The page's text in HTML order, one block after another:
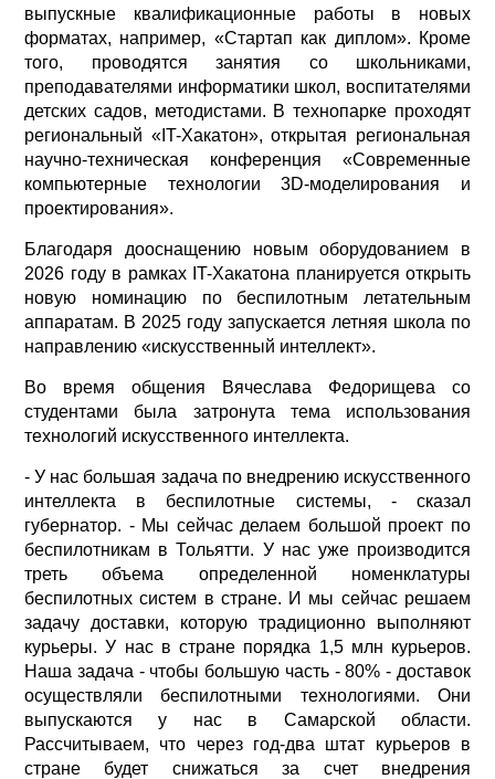
выпускные квалификационные работы в новых
форматах, например, «Стартап как диплом». Кроме
того, проводятся занятия со школьниками,
преподавателями информатики школ, воспитателями
детских садов, методистами. В технопарке проходят
региональный «IT-Хакатон», открытая региональная
научно-техническая конференция «Современные
компьютерные технологии 3D-моделирования и
проектирования».
Благодаря дооснащению новым оборудованием в
2026 году в рамках IT-Хакатона планируется открыть
новую номинацию по беспилотным летательным
аппаратам. В 2025 году запускается летняя школа по
направлению «искусственный интеллект».
Во время общения Вячеслава Федорищева со
студентами была затронута тема использования
технологий искусственного интеллекта.
- У нас большая задача по внедрению искусственного
интеллекта в беспилотные системы, - сказал
губернатор. - Мы сейчас делаем большой проект по
беспилотникам в Тольятти. У нас уже производится
треть объема определенной номенклатуры
беспилотных систем в стране. И мы сейчас решаем
задачу доставки, которую традиционно выполняют
курьеры. У нас в стране порядка 1,5 млн курьеров.
Наша задача - чтобы большую часть - 80% - доставок
осуществляли беспилотными технологиями. Они
выпускаются у нас в Самарской области.
Рассчитываем, что через год-два штат курьеров в
стране будет снижаться за счет внедрения